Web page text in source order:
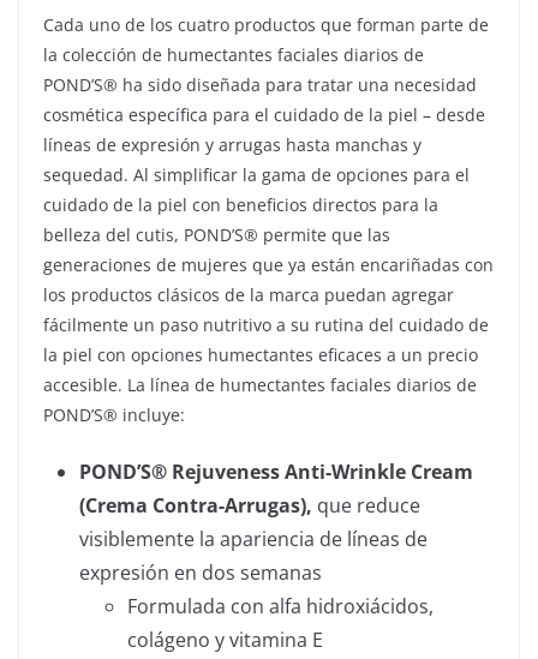
Cada uno de los cuatro productos que forman parte de
la colección de humectantes faciales diarios de
POND’S® ha sido diseñada para tratar una necesidad
cosmética específica para el cuidado de la piel – desde
líneas de expresión y arrugas hasta manchas y
sequedad. Al simplificar la gama de opciones para el
cuidado de la piel con beneficios directos para la
belleza del cutis, POND’S® permite que las
generaciones de mujeres que ya están encariñadas con
los productos clásicos de la marca puedan agregar
fácilmente un paso nutritivo a su rutina del cuidado de
la piel con opciones humectantes eficaces a un precio
accesible. La línea de humectantes faciales diarios de
POND’S® incluye:
POND’S® Rejuveness Anti-Wrinkle Cream
(Crema Contra-Arrugas), que reduce
visiblemente la apariencia de líneas de
expresión en dos semanas
Formulada con alfa hidroxiácidos,
colágeno y vitamina E